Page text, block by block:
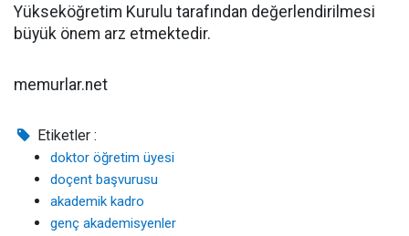
Yükseköğretim Kurulu tarafından değerlendirilmesi
büyük önem arz etmektedir.
memurlar.net
Etiketler :
doktor öğretim üyesi
doçent başvurusu
akademik kadro
genç akademisyenler